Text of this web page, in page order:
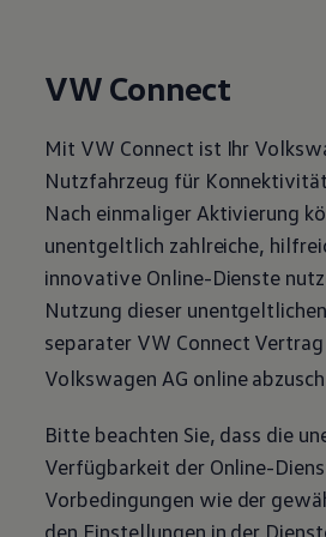
VW Connect
Mit VW Connect ist Ihr
Nutzfahrzeug für
Nach einmaliger Aktivierung
unentgeltlich zahlreiche,
innovative Online-Dienste
Nutzung dieser
separater VW Connect
Volkswagen AG online
Bitte beachten Sie, dass die
Verfügbarkeit der Online-
Vorbedingungen wie der
den Einstellungen in der